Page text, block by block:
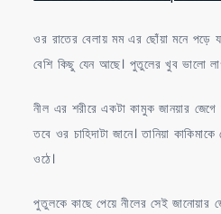
ওর রাতের বেলায় মম এর ছোঁয়া মনে পড়ে
বেশি কিছু যেন আছে। পুতুলের খুব ভালো
নীল এর শরীরে একটা কামুক জানয়ার জেগে
তবে ওর চাহিদাটা জানে। তানিয়া
ওঠে।
পুতুলকে কাছে পেয়ে নীলের সেই